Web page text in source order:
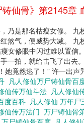
铸仙骨》第2145章
乃是那名枯瘦女修。
煞气，便威势大减。
瘦女修眼中闪过难以置
一拍，就给击飞了出去
她竟然逃了！” 许一出
凡人修仙万尸铸仙骨百
仙传万仙斗法 凡人修仙
度百科 凡人修仙 万年尸
仙传万法门 万尸铸仙骨